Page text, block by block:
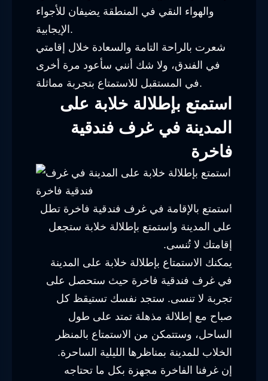
والهواء النقي في المنطقة يضيفان للأجواء
الإيجابية.
شعرت بالراحة التامة والسعادة خلال إقامتي
في الفندق، ولا شك أنني سأعود مرة أخرى
في المستقبل للاستمتاع بتجربة مماثلة.
استمتع بإطلالة خلابة على
المدينة في غرف فندقية
فاخرة
استمتع بالإقامة في غرف فندقية فاخرة تطل
على المدينة واستمتع بإطلالة خلابة ستجعل
إقامتك لا تُنسى.
يمكنك الاستمتاع بإطلالة خلابة على المدينة
في غرف فندقية فاخرة حيث ستحصل على
تجربة لا تنسى. ستجد نفسك تستيقظ كل
صباح مع إطلالة مذهلة تمتد على طول
الساحل، وستتمكن من الاستمتاع بالمنظر
الخلاب للمدينة بمناظرها الليلية الساحرة.
إن غرفنا الفاخرة مجهزة بكل ما تحتاجه